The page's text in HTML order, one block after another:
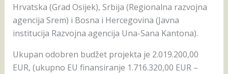
Hrvatska (Grad Osijek), Srbija (Regionalna razvojna
agencija Srem) i Bosna i Hercegovina (Javna
institucija Razvojna agencija Una-Sana Kantona).
Ukupan odobren budžet projekta je 2.019.200,00
EUR, (ukupno EU finansiranje 1.716.320,00 EUR –